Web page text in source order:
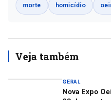
morte homicídio
Veja também
GERAL
Nova Expo